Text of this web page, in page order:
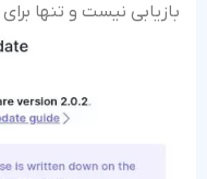
بازیابی نیست و تنها